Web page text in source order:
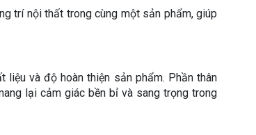
trí nội thất trong cùng một sản phẩm, giúp
và độ hoàn thiện sản phẩm. Phần thân
lại cảm giác bền bỉ và sang trọng trong